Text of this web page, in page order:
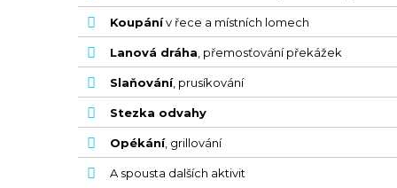
Koupánív řece a místních lomech
Lanová dráha , přemosťování překážek
Slaňování, prusíkování
Stezka odvahy
Opékání, grillování
A spousta dalších aktivit